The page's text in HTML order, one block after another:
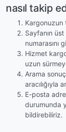
nasıl takip
Kargonuzun
Sayfanın
numarasını
Hizmet
uzun
Arama
aracılığıyla
E-posta
durumunda
bildirebiliriz.